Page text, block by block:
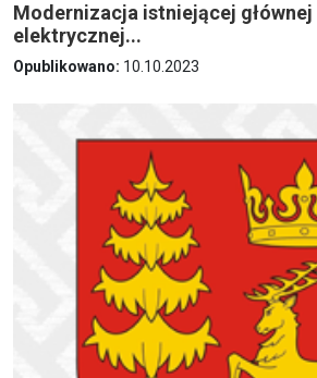
Modernizacja istniejącej
elektrycznej...
Opublikowano: 10.10.2023